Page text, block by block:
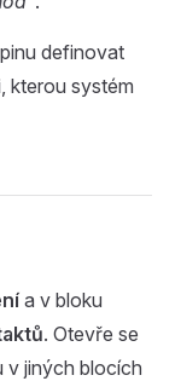
definovat
kterou systém
a v bloku
. Otevře se
v jiných blocích